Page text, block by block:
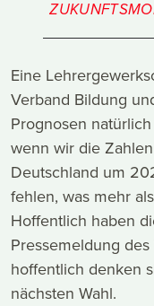
Eine
Verband Bildung
Prognosen
wenn wir die
Deutschland um
fehlen, was mehr
Hoffentlich haben
Pressemeldung
hoffentlich denken
nächsten Wahl.